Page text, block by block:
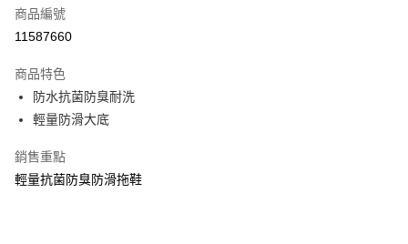
信用卡分期付款
合作金庫商業銀行
華南商業銀行
上海商業儲蓄銀行
臺灣中小企業銀行
匯豐（台灣）商業銀行
LINE Pay
Apple Pay
悠遊付
Google Pay
商品編號
11587660
商品特色
防水抗菌防臭耐洗
輕量防滑大底
銷售重點
輕量抗菌防臭防滑拖鞋